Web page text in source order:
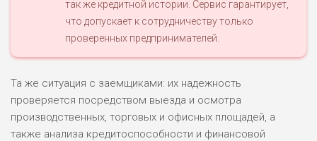
так же кредитной истории. Сервис гарантирует,
что допускает к сотрудничеству только
проверенных предпринимателей.
Та же ситуация с заемщиками: их надежность
проверяется посредством выезда и осмотра
производственных, торговых и офисных площадей, а
также анализа кредитоспособности и финансовой